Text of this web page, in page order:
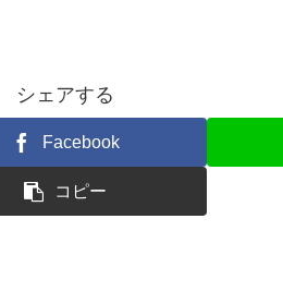
シェアする
Facebook
コピー